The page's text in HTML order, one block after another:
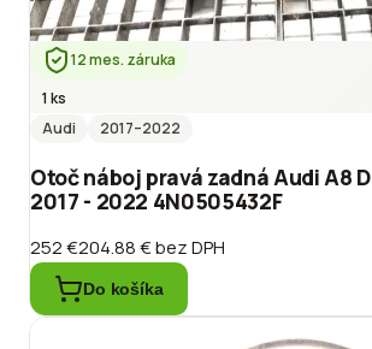
12 mes. záruka
1 ks
Audi
2017–2022
Otoč náboj pravá zadná Audi A8
2017 - 2022 4N0505432F
252 €204.88 €bez DPH
Do košíka